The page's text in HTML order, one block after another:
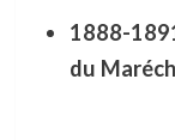
1888-
du